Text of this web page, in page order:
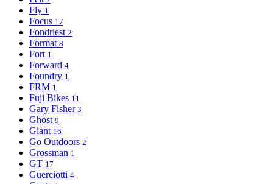
Fly 1
Focus 17
Fondriest 2
Format 8
Fort 1
Forward 4
Foundry 1
FRM 1
Fuji Bikes 11
Gary Fisher 3
Ghost 9
Giant 16
Go Outdoors 2
Grossman 1
GT 17
Guerciotti 4